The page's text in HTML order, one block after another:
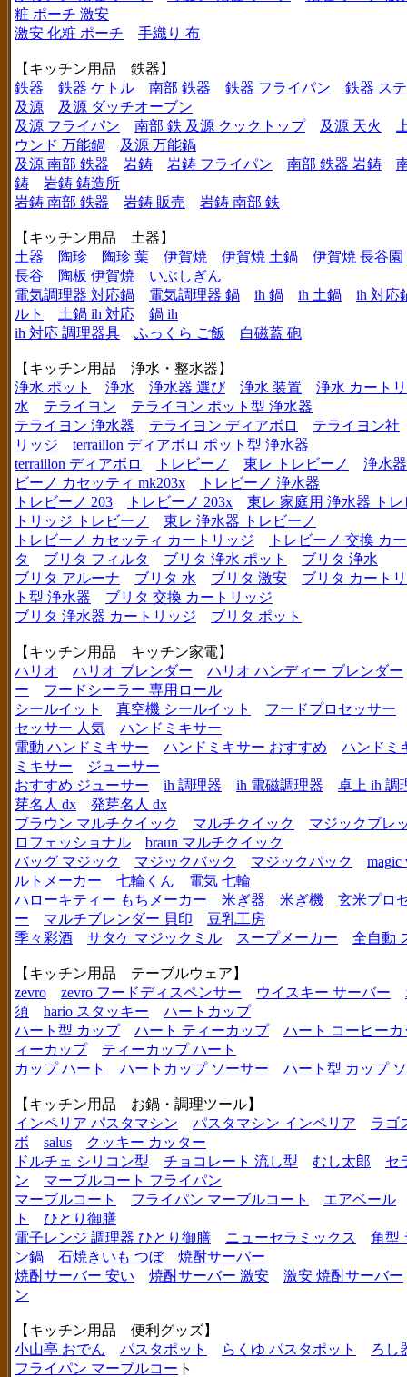
粧 ポーチ 激安
激安 化粧 ポーチ
手織り 布
【キッチン用品 鉄器】
鉄器
鉄器 ケトル 南部 鉄器 鉄器 フライパン
鉄器 ス
及源
及源 ダッチオーブン
及源 フライパン
南部 鉄 及源 クックトップ 及源 天火
ウンド 万能鍋
及源 万能鍋
及源 南部 鉄器
岩鋳 岩鋳 フライパン 南部 鉄器 岩鋳
鋳
岩鋳 鋳造所
岩鋳 南部 鉄器
岩鋳 販売 岩鋳 南部 鉄
【キッチン用品 土器】
土器
陶珍 陶珍 葉 伊賀焼 伊賀焼 土鍋
伊賀焼 長谷園
長谷
陶板 伊賀焼
いぶしぎん
電気調理器 対応鍋
電気調理器 鍋 ih 鍋 ih 土鍋
ih 対応
ルト
土鍋 ih 対応
鍋 ih
ih 対応 調理器具
ふっくら ご飯 白磁蓋 砲
【キッチン用品 浄水・整水器】
浄水 ポット
浄水 浄水器 選び 浄水 装置
浄水 カート
水
テライヨン
テライヨン ポット型 浄水器
テライヨン 浄水器
テライヨン ディアボロ
テライヨン社
リッジ
terraillon ディアボロ ポット型 浄水器
terraillon ディアボロ
トレビーノ 東レ トレビーノ
浄水
ビーノ カセッティ mk203x
トレビーノ 浄水器
トレビーノ 203
トレビーノ 203x
東レ 家庭用 浄水器 トレ
トリッジ トレビーノ
東レ 浄水器 トレビーノ
トレビーノ カセッティ カートリッジ
トレビーノ 交換 カ
タ
ブリタ フィルタ ブリタ 浄水 ポット
ブリタ 浄水
ブリタ アルーナ
ブリタ 水 ブリタ 激安
ブリタ カート
ト型 浄水器
ブリタ 交換 カートリッジ
ブリタ 浄水器 カートリッジ
ブリタ ポット
【キッチン用品 キッチン家電】
ハリオ
ハリオ ブレンダー
ハリオ ハンディー ブレンダー
ー
フードシーラー 専用ロール
シールイット
真空機 シールイット
フードプロセッサー
セッサー 人気
ハンドミキサー
電動 ハンドミキサー
ハンドミキサー おすすめ
ハンドミ
ミキサー
ジューサー
おすすめ ジューサー
ih 調理器 ih 電磁調理器
卓上 ih 調
芽名人 dx
発芽名人 dx
ブラウン マルチクイック
マルチクイック
マジックブレ
ロフェッショナル
braun マルチクイック
バッグ マジック
マジックバック マジックパック
magic
ルトメーカー
七輪くん
電気 七輪
ハローキティー もちメーカー
米ぎ器 米ぎ機
玄米プロ
ー
マルチブレンダー 貝印
豆乳工房
季々彩酒
サタケ マジックミル スープメーカー 全自動
【キッチン用品 テーブルウェア】
zevro
zevro フードディスペンサー ウイスキー サーバー
須
hario スタッキー
ハートカップ
ハート型 カップ
ハート ティーカップ
ハート コーヒーカ
ィーカップ
ティーカップ ハート
カップ ハート
ハートカップ ソーサー ハート型 カップ
【キッチン用品 お鍋・調理ツール】
インペリア パスタマシン
パスタマシン インペリア
ラゴ
ボ
salus
クッキー カッター
ドルチェ シリコン型
チョコレート 流し型 むし太郎
セ
ン
マーブルコート フライパン
マーブルコート
フライパン マーブルコート
エアベール
ト
ひとり御膳
電子レンジ 調理器 ひとり御膳
ニューセラミックス
角型
ン鍋
石焼きいも つぼ
焼酎サーバー
焼酎サーバー 安い
焼酎サーバー 激安
激安 焼酎サーバー
ン
【キッチン用品 便利グッズ】
小山亭 おでん
パスタポット らくゆ パスタポット
ろし
フライパン マーブルコー ト